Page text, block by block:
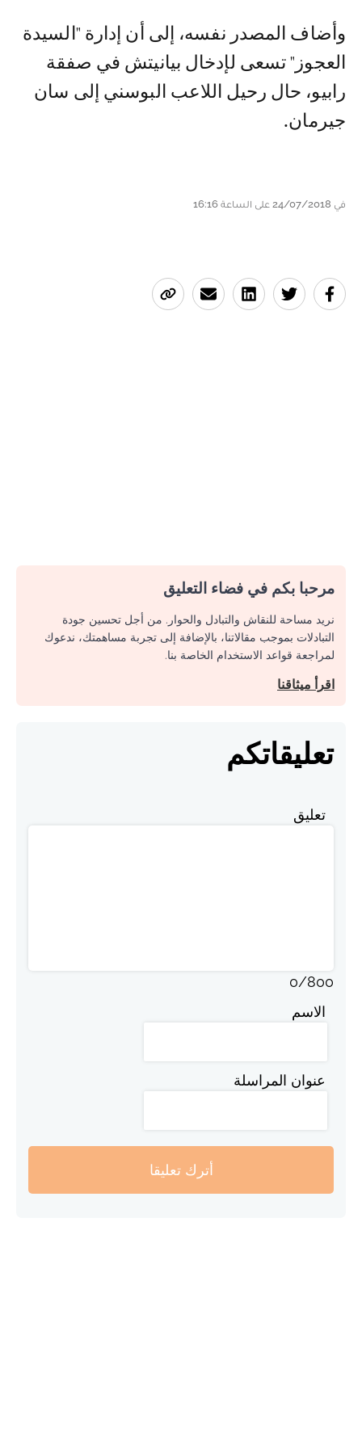
وأضاف المصدر نفسه، إلى أن إدارة "السيدة
العجوز" تسعى لإدخال بيانيتش في صفقة
رابيو، حال رحيل اللاعب البوسني إلى سان
جيرمان.
في 24/07/2018 على الساعة 16:16
مرحبا بكم في فضاء التعليق
نريد مساحة للنقاش والتبادل والحوار. من أجل تحسين جودة
التبادلات بموجب مقالاتنا، بالإضافة إلى تجربة مساهمتك، ندعوك
لمراجعة قواعد الاستخدام الخاصة بنا.
اقرأ ميثاقنا
تعليقاتكم
تعليق
0/800
الاسم
عنوان المراسلة
أترك تعليقا